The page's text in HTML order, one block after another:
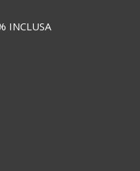
INCLUSA